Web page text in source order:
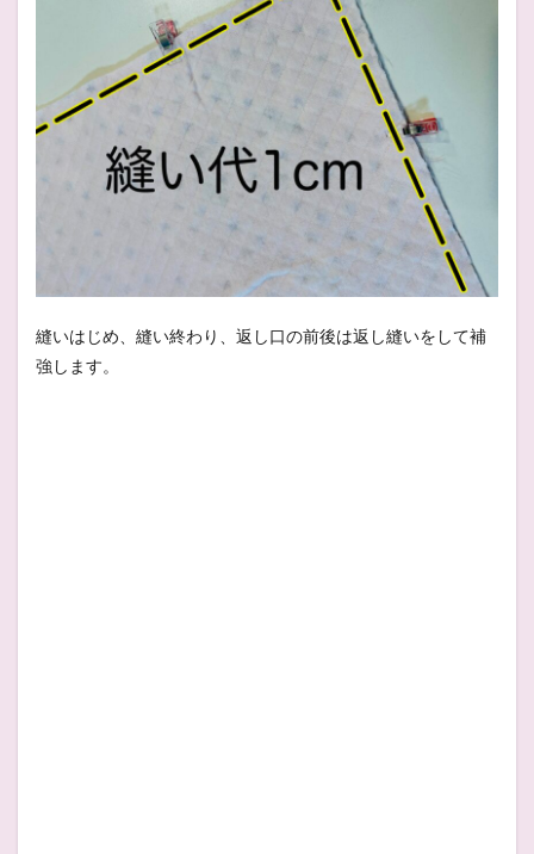
縫いはじめ、縫い終わり、返し口の前後は返し縫いをして補
強します。